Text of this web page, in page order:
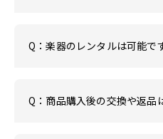
Q：楽器のレンタルは可能で
Q：商品購入後の交換や返品